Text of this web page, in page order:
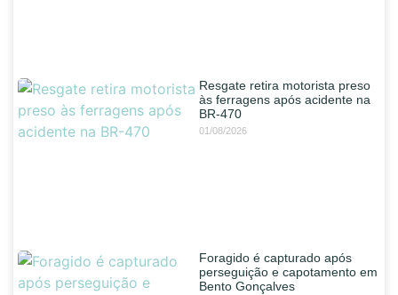
Resgate retira motorista preso
às ferragens após acidente na
BR-470
01/08/2026
Foragido é capturado após
perseguição e capotamento em
Bento Gonçalves